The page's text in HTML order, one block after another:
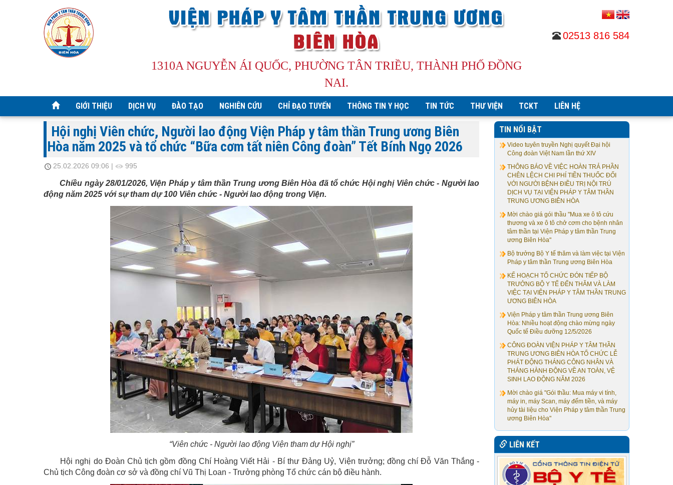
1310A NGUYỄN ÁI QUỐC, PHƯỜNG TÂN TRIỀU, THÀNH PHỐ ĐỒNG
NAI.
02513 816 584
GIỚI THIỆU DỊCH VỤ ĐÀO TẠO NGHIÊN CỨU CHỈ ĐẠO TUYẾN THÔNG TIN Y HỌC TIN TỨC THƯ VIỆN TCKT LIÊN HỆ
Hội nghị Viên chức, Người lao động Viện Pháp y tâm thần Trung ương Biên
Hòa năm 2025 và tổ chức “Bữa cơm tất niên Công đoàn” Tết Bính Ngọ 2026
25.02.2026 09:06 | 995
Chiều ngày28/01/2026, Viện Pháp y tâm thần Trung ương Biên Hòa đã tổ chức Hội nghị Viên chức- Người lao
động năm 2025 với sự tham dự100 Viên chức - Người lao động trong Viện.
“Viên chức - Người lao động Viện tham dự Hội nghị”
Hội nghị do Đoàn Chủ tịch gồm đồng Chí Hoàng Viết Hải - Bí thư Đảng Uỷ, Viện trưởng; đồng chí Đỗ Văn Thắng -
Chủ tịch Công đoàn cơ sở và đồng chí Vũ Thị Loan - Trưởng phòng Tổ chức cán bộ điều hành.
TIN NỔI BẬT
Video tuyên truyền Nghị quyết Đại hội
Công đoàn Việt Nam lần thứ XIV
THÔNG BÁO VỀ VIỆC HOÀN TRẢ PHẦN
CHÊN LỆCH CHI PHÍ TIỀN THUỐC ĐỐI
VỚI NGƯỜI BỆNH ĐIỀU TRỊ NỘI TRÚ
DỊCH VỤ TẠI VIỆN PHÁP Y TÂM THẦN
TRUNG ƯƠNG BIÊN HÒA
Mời chào giá gói thầu "Mua xe ô tô cứu
thương và xe ô tô chở cơm cho bệnh nhân
tâm thần tại Viện Pháp y tâm thần Trung
ương Biên Hòa"
Bộ trưởng Bộ Y tế thăm và làm việc tại Viện
Pháp y tâm thần Trung ương Biên Hòa
KẾ HOẠCH TỔ CHỨC ĐÓN TIẾP BỘ
TRƯỞNG BỘ Y TẾ ĐẾN THĂM VÀ LÀM
VIỆC TẠI VIỆN PHÁP Y TÂM THẦN TRUNG
ƯƠNG BIÊN HÒA
Viện Pháp y tâm thần Trung ương Biên
Hòa: Nhiều hoạt động chào mừng ngày
Quốc tế Điều dưỡng 12/5/2026
CÔNG ĐOÀN VIỆN PHÁP Y TÂM THẦN
TRUNG ƯƠNG BIÊN HÒA TỔ CHỨC LỄ
PHÁT ĐỘNG THÁNG CÔNG NHÂN VÀ
THÁNG HÀNH ĐỘNG VỀ AN TOÀN, VỆ
SINH LAO ĐỘNG NĂM 2026
Mời chào giá "Gói thầu: Mua máy vi tính,
máy in, máy Scan, máy đếm tiền, và máy
hủy tài liệu cho Viện Pháp y tâm thần Trung
ương Biên Hòa"
LIÊN KẾT